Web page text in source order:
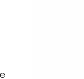
de